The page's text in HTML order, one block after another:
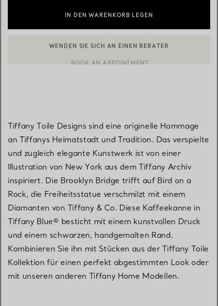
IN DEN WARENKORB LEGEN
Tiffany Toile Designs sind eine originelle Hommage
an Tiffanys Heimatstadt und Tradition. Das verspielte
und zugleich elegante Kunstwerk ist von einer
Illustration von New York aus dem Tiffany Archiv
inspiriert. Die Brooklyn Bridge trifft auf Bird on a
Rock, die Freiheitsstatue verschmilzt mit einem
Diamanten von Tiffany & Co. Diese Kaffeekanne in
Tiffany Blue® besticht mit einem kunstvollen Druck
und einem schwarzen, handgemalten Rand.
Kombinieren Sie ihn mit Stücken aus der Tiffany Toile
Kollektion für einen perfekt abgestimmten Look oder
mit unseren anderen Tiffany Home Modellen.